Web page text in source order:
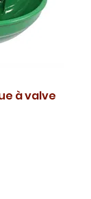
à valve